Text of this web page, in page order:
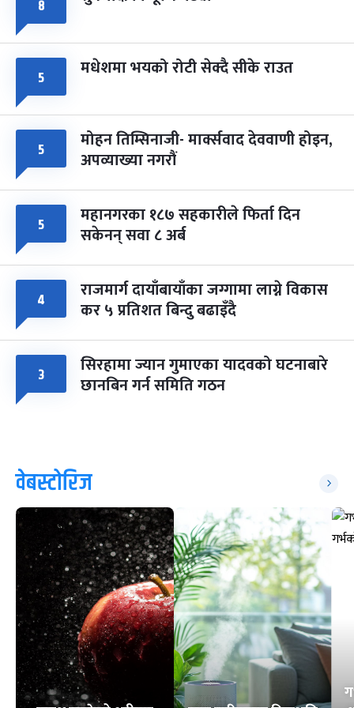
८
५ मधेशमा भयको रोटी सेक्दै सीके राउत
५ मोहन तिम्सिनाजी- मार्क्सवाद देववाणी होइन,
अपव्याख्या नगरौं
५ महानगरका १८७ सहकारीले फिर्ता दिन
सकेनन् सवा ८ अर्ब
४ राजमार्ग दायाँबायाँका जग्गामा लाग्ने विकास
कर ५ प्रतिशत बिन्दु बढाइँदै
३ सिरहामा ज्यान गुमाएका यादवको घटनाबारे
छानबिन गर्न समिति गठन
वेबस्टोरिज